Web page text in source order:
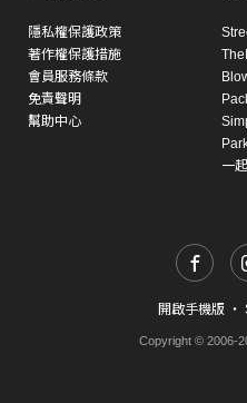
隱私權保護政策
著作權保護措施
會員服務條款
免責聲明
幫助中心
一
開啟手機版 ・
Copyright © 2006-